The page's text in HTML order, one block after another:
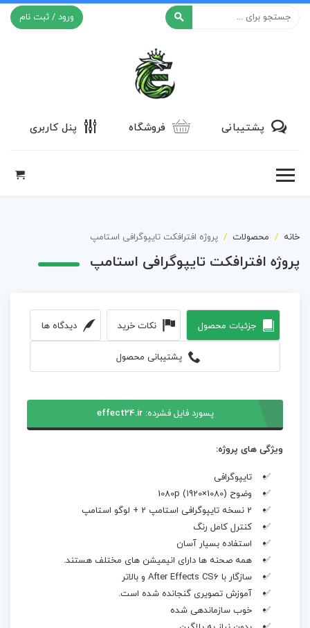
ورود / ثبت نام
پشتیبانی فروشگاه پنل کاربری
خانه محصولات پروژه افترافکت تایپوگرافی استامپ
پروژه افترافکت تایپوگرافی استامپ
جزئیات محصول نکات خرید دیدگاه ها
پشتیبانی محصول
پسورد فایل فشرده:effect24.ir
ویژگی های پروژه:
تایپوگرافی
وضوح 1080p (1920×1080)
2 نسخه تایپوگرافی استامپ 2 + لوگو استامپ
کنترل کامل رنگ
استفاده بسیار آسان
همه صحنه ها دارای انیمیشن های مختلف هستند.
سازگار با After Effects CS6 و بالاتر
آموزش تصویری گنجانده شده است.
خوب سازماندهی شده